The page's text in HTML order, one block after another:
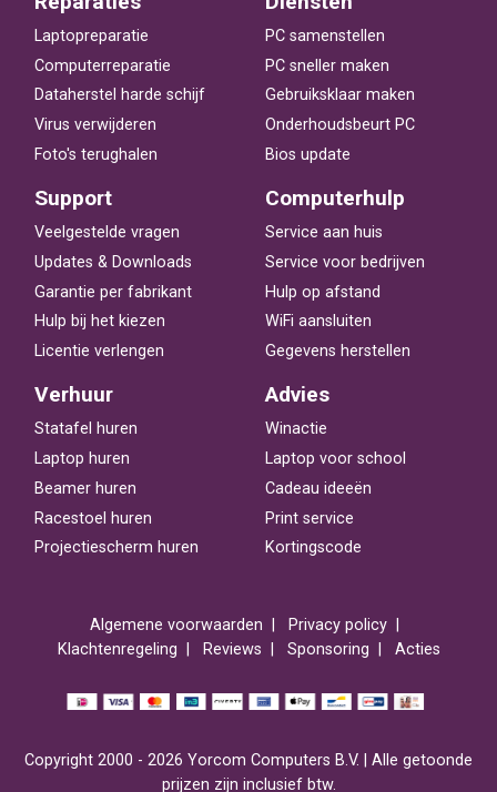
Laptopreparatie
Computerreparatie
Dataherstel harde schijf
Virus verwijderen
Foto's terughalen
PC samenstellen
PC sneller maken
Gebruiksklaar maken
Onderhoudsbeurt PC
Bios update
Support
Veelgestelde vragen
Updates & Downloads
Garantie per fabrikant
Hulp bij het kiezen
Licentie verlengen
Computerhulp
Service aan huis
Service voor bedrijven
Hulp op afstand
WiFi aansluiten
Gegevens herstellen
Verhuur
Statafel huren
Laptop huren
Beamer huren
Racestoel huren
Projectiescherm huren
Advies
Winactie
Laptop voor school
Cadeau ideeën
Print service
Kortingscode
Algemene voorwaarden
Privacy policy
Klachtenregeling
Reviews Sponsoring Acties
Copyright 2000 - 2026 Yorcom Computers B.V. | Alle getoonde
prijzen zijn inclusief btw.